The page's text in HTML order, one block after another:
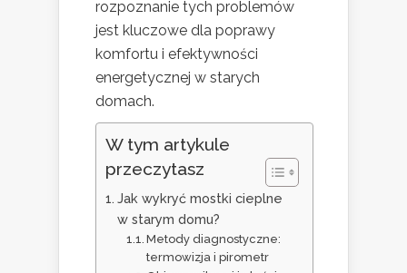
rozpoznanie tych problemów
jest kluczowe dla poprawy
komfortu i efektywności
energetycznej w starych
domach.
W tym artykule
przeczytasz
Jak wykryć mostki cieplne
w starym domu?
Metody diagnostyczne:
termowizja i pirometr